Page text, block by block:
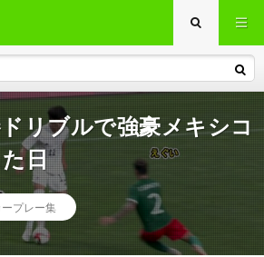
リブルで強豪メキシコ
日
プレー集